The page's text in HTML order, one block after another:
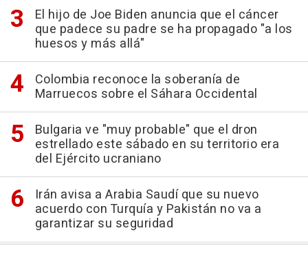
El hijo de Joe Biden anuncia que el cáncer
que padece su padre se ha propagado "a los
huesos y más allá"
Colombia reconoce la soberanía de
Marruecos sobre el Sáhara Occidental
Bulgaria ve "muy probable" que el dron
estrellado este sábado en su territorio era
del Ejército ucraniano
Irán avisa a Arabia Saudí que su nuevo
acuerdo con Turquía y Pakistán no va a
garantizar su seguridad